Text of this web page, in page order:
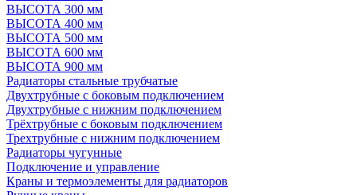
ВЫСОТА 300 мм
ВЫСОТА 400 мм
ВЫСОТА 500 мм
ВЫСОТА 600 мм
ВЫСОТА 900 мм
Радиаторы стальные трубчатые
Двухтрубные с боковым подключением
Двухтрубные с нижним подключением
Трёхтрубные с боковым подключением
Трехтрубные с нижним подключением
Радиаторы чугунные
Подключение и управление
Краны и термоэлементы для радиаторов